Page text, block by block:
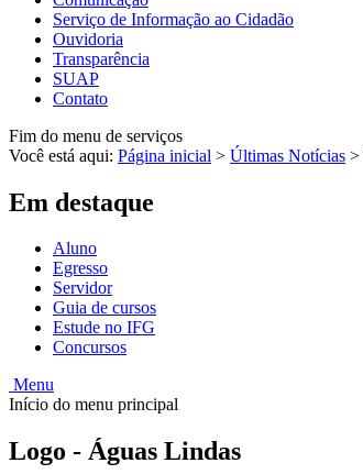
Serviço de Informação ao Cidadão
Ouvidoria
Transparência
SUAP
Contato
Fim do menu de serviços
Você está aqui: Página inicial > Últimas Notícias >
Em destaque
Aluno
Egresso
Servidor
Guia de cursos
Estude no IFG
Concursos
Menu
Início do menu principal
Logo - Águas Lindas